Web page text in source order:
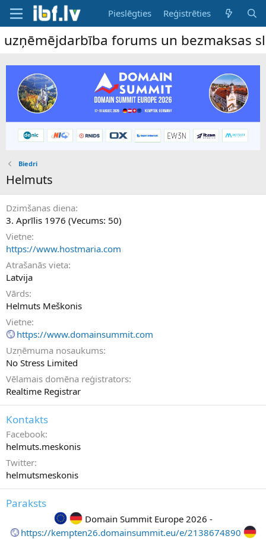
Pieslēgties Reģistrēties
forums un bezmaksas
Biedri
Helmuts
Dzimšanas diena
3. Aprīlis 1976 (Vecums: 50)
Vietne
https://www.hostmaria.com
Atrašanās vieta
Latvija
Vārds
Helmuts Meškonis
Vietne
https://www.domainsummit.com
Uzņēmuma nosaukums
No Stress Limited
Vēlamais domēna reģistrators
Realtime Registrar
Kontakts
Facebook
helmuts.meskonis
Twitter
helmutsmeskonis
Paraksts
Domain Summit Europe 2026 -
https://kempten26.domainsummit.eu/e/2138674890